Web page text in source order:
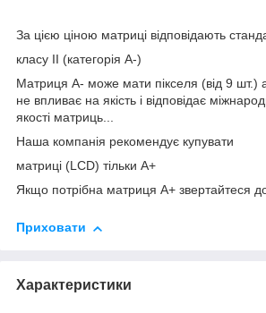
За цією ціною матриці відповідають
класу II (категорія А-)
Матриця А- може мати пікселя (від 9 шт.)
не впливає на якість і відповідає
якості матриць...
Наша компанія рекомендує купувати
матриці (LCD) тільки А+
Якщо потрібна матриця А+ звертайтеся
Приховати
Характеристики